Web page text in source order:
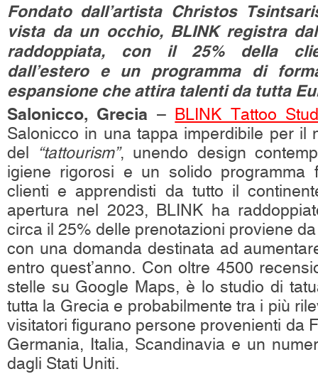
Fondato dall’artista Christos
vista da un occhio, BLINK registra
raddoppiata, con il 25% della
dall’estero e un programma di
espansione che attira talenti da tutta
Salonicco, Grecia – BLINK Tattoo
Salonicco in una tappa imperdibile per il
del “tattourism”, unendo design
igiene rigorosi e un solido programma
clienti e apprendisti da tutto il
apertura nel 2023, BLINK ha
circa il 25% delle prenotazioni proviene
con una domanda destinata ad
entro quest’anno. Con oltre 4500
stelle su Google Maps, è lo studio di
tutta la Grecia e probabilmente tra i più
visitatori figurano persone provenienti da
Germania, Italia, Scandinavia e un
dagli Stati Uniti.